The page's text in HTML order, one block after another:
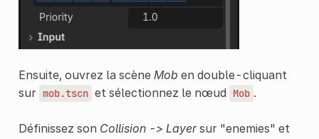
Ensuite, ouvrez la scène Mob en double-cliquant
sur mob.tscn et sélectionnez le nœud Mob .
Définissez son Collision -> Layersur "enemies" et